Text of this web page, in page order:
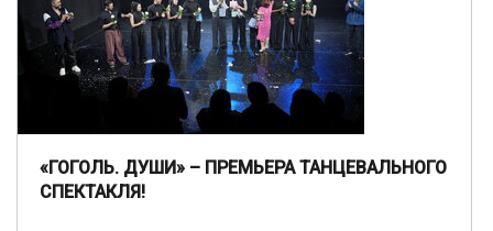
«ГОГОЛЬ. ДУШИ» – ПРЕМЬЕРА ТАНЦЕВАЛЬНОГО
СПЕКТАКЛЯ!